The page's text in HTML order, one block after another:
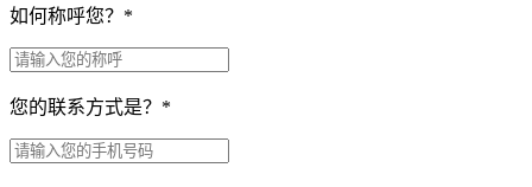
如何称呼您？ *
您的联系方式是？ *